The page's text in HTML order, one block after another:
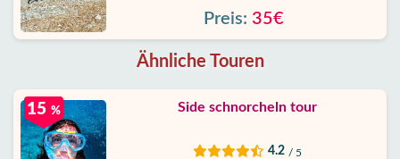
Preis: 35€
Ähnliche Touren
15 % Side schnorcheln tour
4.2 / 5